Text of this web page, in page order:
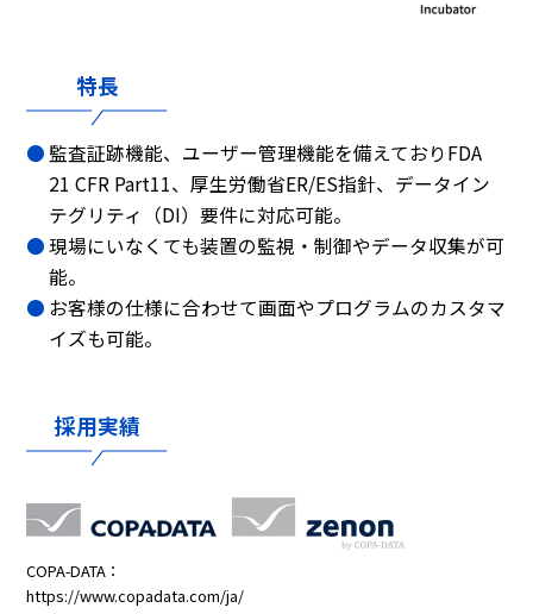
特長
監査証跡機能、ユーザー管理機能を備えておりFDA
21 CFR Part11、厚生労働省ER/ES指針、データイン
テグリティ（DI）要件に対応可能。
現場にいなくても装置の監視・制御やデータ収集が可
能。
お客様の仕様に合わせて画面やプログラムのカスタマ
イズも可能。
採用実績
COPA-DATA：
https://www.copadata.com/ja/